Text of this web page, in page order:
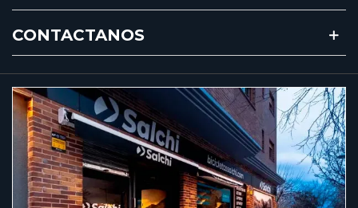
CONTACTANOS